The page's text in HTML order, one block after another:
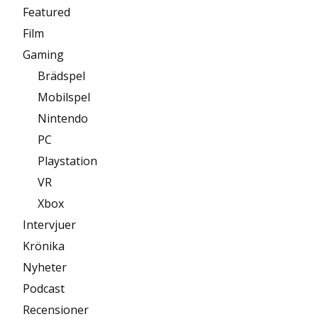
Featured
Film
Gaming
Brädspel
Mobilspel
Nintendo
PC
Playstation
VR
Xbox
Intervjuer
Krönika
Nyheter
Podcast
Recensioner